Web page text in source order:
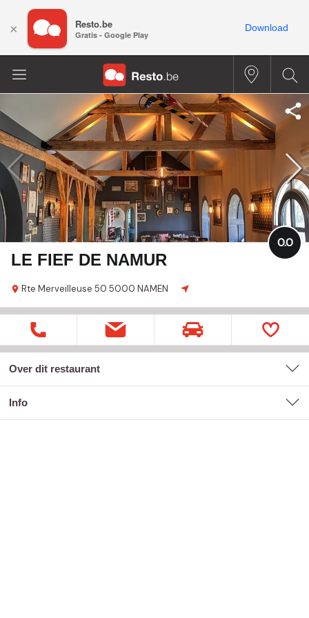
LE FIEF DE NAMUR
Rte Merveilleuse 50 5000 NAMEN
0.0
Over dit restaurant
Info
× Resto.be
Gratis - Google Play
Download